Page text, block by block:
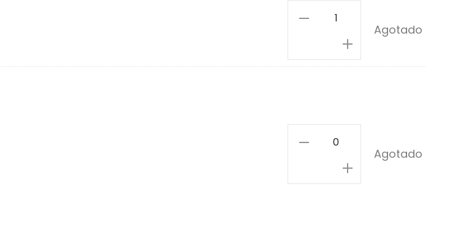
Espacio
Estrellado
Pin
Agotado
Alien
cantidad
Agotado